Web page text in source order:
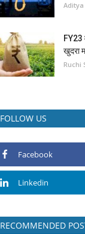
Aditya
FY23
खुदरा
Ruchi
FOLLOW US
Facebook
Linkedin
RECOMMENDED